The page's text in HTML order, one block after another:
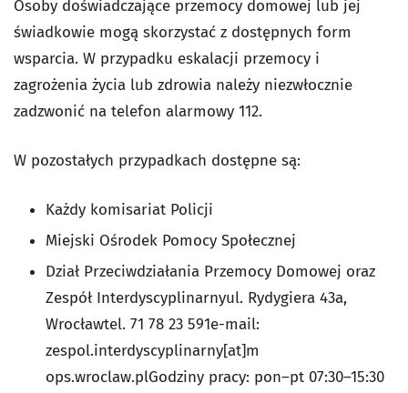
Osoby doświadczające przemocy domowej lub jej
świadkowie mogą skorzystać z dostępnych form
wsparcia. W przypadku eskalacji przemocy i
zagrożenia życia lub zdrowia należy niezwłocznie
zadzwonić na telefon alarmowy 112.
W pozostałych przypadkach dostępne są:
Każdy komisariat Policji
Miejski Ośrodek Pomocy Społecznej
Dział Przeciwdziałania Przemocy Domowej oraz
Zespół Interdyscyplinarnyul. Rydygiera 43a,
Wrocławtel. 71 78 23 591e-mail:
zespol.interdyscyplinarny[at]m
ops.wroclaw.plGodziny pracy: pon–pt 07:30–15:30